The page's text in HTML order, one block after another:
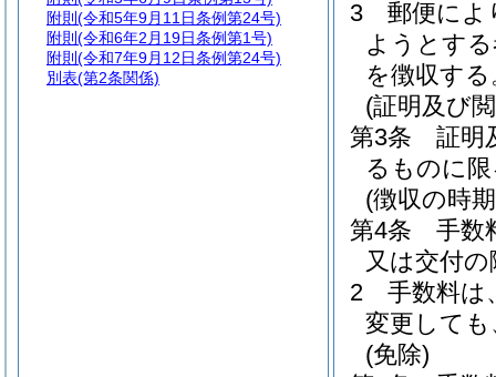
3
郵便によ
ようとす
を徴収する
(証明及び
第3条
証明
るものに
(徴収の時
第4条
手数
又は交付
2
手数料は
変更して
(免除)
附則 (令和5年9月11日条例第24号)
附則 (令和6年2月19日条例第1号)
附則 (令和7年9月12日条例第24号)
別表(第2条関係)